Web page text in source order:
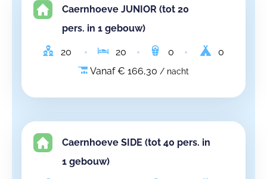
Caernhoeve JUNIOR (tot 20
pers. in 1 gebouw)
20 20 0
0
Vanaf € 166,30 / nacht
Caernhoeve SIDE (tot 40 pers. in
1 gebouw)